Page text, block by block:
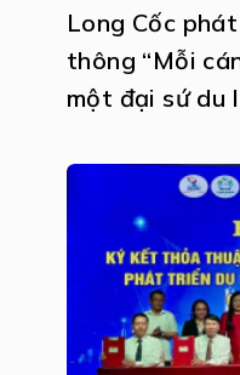
Long Cốc
thông “Mỗi
một đại sứ du